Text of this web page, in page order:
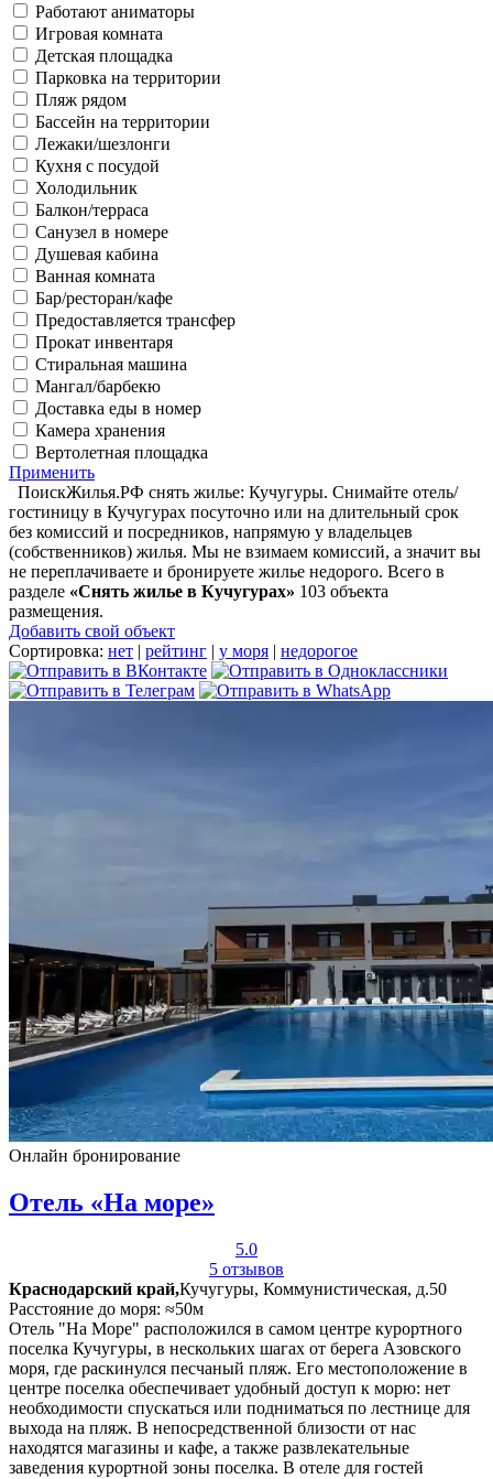
Работают аниматоры
Игровая комната
Детская площадка
Парковка на территории
Пляж рядом
Бассейн на территории
Лежаки/шезлонги
Кухня с посудой
Холодильник
Балкон/терраса
Санузел в номере
Душевая кабина
Ванная комната
Бар/ресторан/кафе
Предоставляется трансфер
Прокат инвентаря
Стиральная машина
Мангал/барбекю
Доставка еды в номер
Камера хранения
Вертолетная площадка
Применить
ПоискЖилья.РФ снять жилье: Кучугуры. Снимайте отель/
гостиницу в Кучугурах посуточно или на длительный срок
без комиссий и посредников, напрямую у владельцев
(собственников) жилья. Мы не взимаем комиссий, а значит вы
не переплачиваете и бронируете жилье недорого. Всего в
разделе «Снять жилье в Кучугурах» 103 объекта
размещения.
Добавить свой объект
Сортировка: нет | рейтинг | у моря | недорогое
Онлайн бронирование
Отель «На море»
5.0
5 отзывов
Краснодарский край,Кучугуры, Коммунистическая, д.50
Расстояние до моря: ≈50м
Отель "На Море" расположился в самом центре курортного
поселка Кучугуры, в нескольких шагах от берега Азовского
моря, где раскинулся песчаный пляж. Его местоположение в
центре поселка обеспечивает удобный доступ к морю: нет
необходимости спускаться или подниматься по лестнице для
выхода на пляж. В непосредственной близости от нас
находятся магазины и кафе, а также развлекательные
заведения курортной зоны поселка. В отеле для гостей